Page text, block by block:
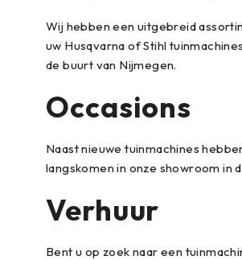
Wij hebben een uitgebreid
uw Husqvarna of Stihl
de buurt van Nijmegen.
Occasions
Naast nieuwe tuinmachines
langskomen in onze showroom in
Verhuur
Bent u op zoek naar een